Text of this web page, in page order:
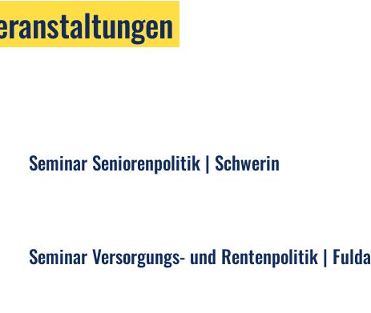
Seminar Seniorenpolitik | Schwerin
Seminar Versorgungs- und Rentenpolitik | Fulda